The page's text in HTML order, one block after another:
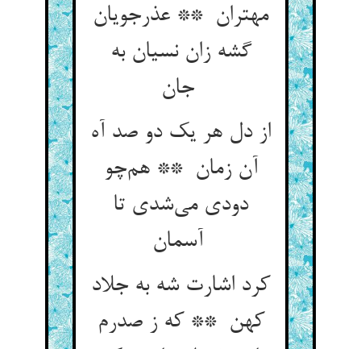
مهتران ** عذرجویان
گشه زان نسیان به
جان
از دل هر یک دو صد آه
آن زمان ** هم‌چو
دودی می‌شدی تا
کرد اشارت شه به جلاد
کهن ** که ز صدرم